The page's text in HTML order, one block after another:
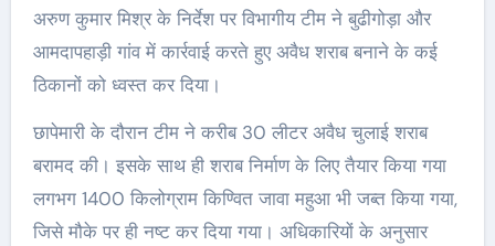
अरुण कुमार मिश्र के निर्देश पर विभागीय टीम ने बुढीगोड़ा और
आमदापहाड़ी गांव में कार्रवाई करते हुए अवैध शराब बनाने के कई
ठिकानों को ध्वस्त कर दिया।
छापेमारी के दौरान टीम ने करीब 30 लीटर अवैध चुलाई शराब
बरामद की। इसके साथ ही शराब निर्माण के लिए तैयार किया गया
लगभग 1400 किलोग्राम किण्वित जावा महुआ भी जब्त किया गया,
जिसे मौके पर ही नष्ट कर दिया गया। अधिकारियों के अनुसार